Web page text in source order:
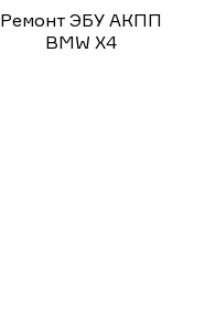
Ремонт ЭБУ АКПП
BMW X4